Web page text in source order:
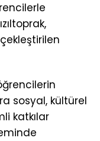
sosyal, kültürel
katkılar